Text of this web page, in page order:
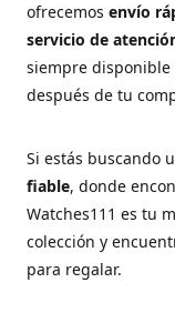
ofrecemos envío
servicio de
siempre
después de tu
Si estás buscando
fiable, donde
Watches111 es tu
colección y
para regalar.